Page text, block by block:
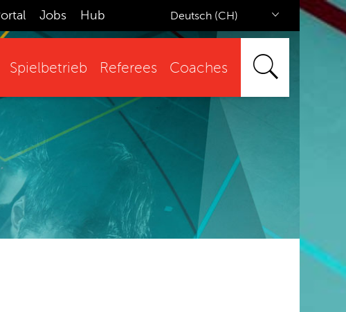
Jobs Hub Deutsch (CH)
Spielbetrieb Referees Coaches